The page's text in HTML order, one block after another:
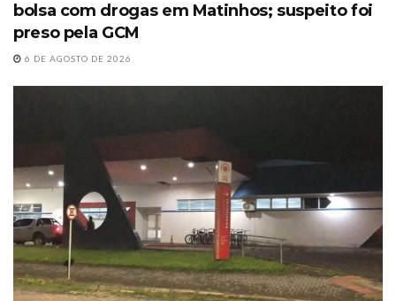
bolsa com drogas em Matinhos; suspeito foi
preso pela GCM
6 DE AGOSTO DE 2026